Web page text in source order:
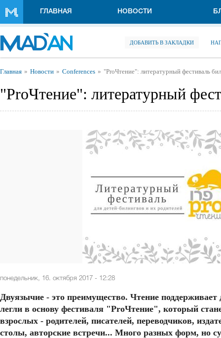
ГЛАВНАЯ НОВОСТИ
ДОБАВИТЬ В ЗАКЛАДКИ
Вы здесь
Главная Новости Conferences "ProЧтение": литературный фестиваль
"ProЧтение": литературный
понедельник, 16. октября 2017 - 12:28
Двуязычие - это преимущество. Чтение
легли в основу фестиваля "ProЧтение", который
взрослых - родителей, писателей, переводчиков,
столы, авторские встречи... Много разных форм, но